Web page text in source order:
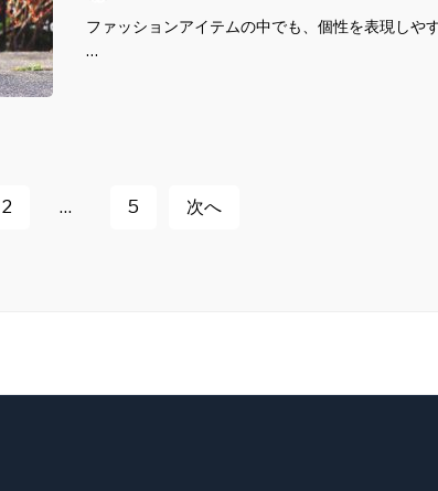
ファッションアイテムの中でも、個性を表現しや
…
2 … 5 次へ